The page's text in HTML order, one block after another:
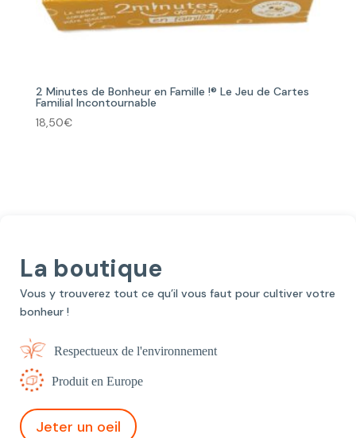
2 Minutes de Bonheur en Famille !® Le Jeu de Cartes
Familial Incontournable
18,50€
La boutique
Vous y trouverez tout ce qu’il vous faut pour cultiver votre
bonheur !
Respectueux de l'environnement
Produit en Europe
Jeter un oeil